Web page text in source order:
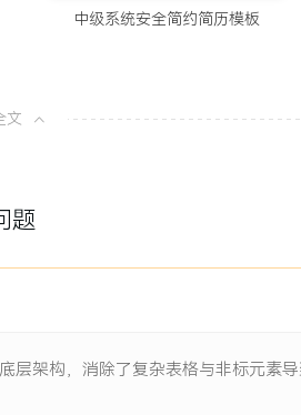
8款AI简历生成工具实测：从智能
100分简历官方
中级系统安全简约简历模板
文
题
层架构，消除了复杂表格与非标元素